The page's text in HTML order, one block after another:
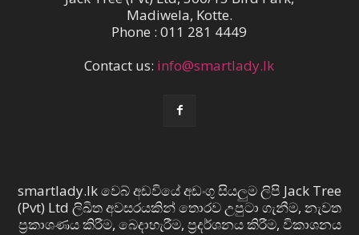
Madiwela, Kotte.
Phone : 011 281 4449
Contact us: info@smartlady.lk
smartlady.lk වෙබ් අඩවියේ අඩංගු සියලුම ලිපි Jack Tree
(Pvt) Ltd ලිඛිත අවසරයකින් තොරව උපුටා ගැනීම, නැවත
ප්‍රකාශණය කිරීම, බෙදාහැරීම, ප්‍රදර්ශනය කිරීම, විකාශනය